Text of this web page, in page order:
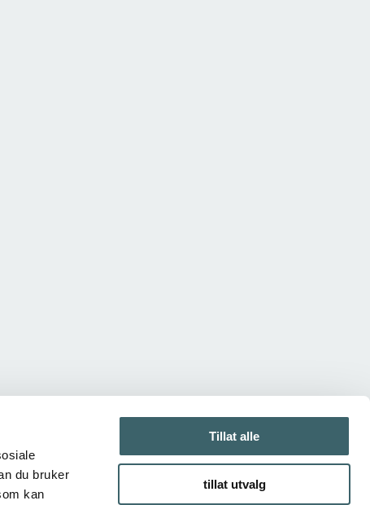
du bruker
kan
Tillat alle
tillat utvalg